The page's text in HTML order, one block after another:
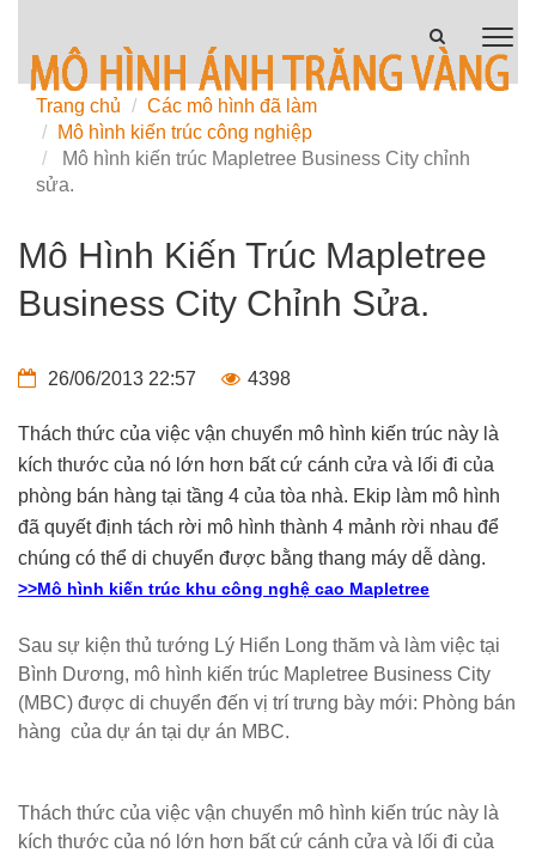
Mô Hình Kiến Trúc Mapletree
Business City Chỉnh Sửa.
26/06/2013 22:57 4398
Thách thức của việc vận chuyển mô hình kiến trúc này là
kích thước của nó lớn hơn bất cứ cánh cửa và lối đi của
phòng bán hàng tại tầng 4 của tòa nhà. Ekip làm mô hình
đã quyết định tách rời mô hình thành 4 mảnh rời nhau để
chúng có thể di chuyển được bằng thang máy dễ dàng.
>>Mô hình kiến trúc khu công nghệ cao Mapletree
Sau sự kiện thủ tướng Lý Hiển Long thăm và làm việc tại
Bình Dương, mô hình kiến trúc Mapletree Business City
(MBC) được di chuyển đến vị trí trưng bày mới: Phòng bán
hàng của dự án tại dự án MBC.
Thách thức của việc vận chuyển mô hình kiến trúc này là
kích thước của nó lớn hơn bất cứ cánh cửa và lối đi của
Trang chủ
Các mô hình đã làm
Mô hình kiến trúc công nghiệp
Mô hình kiến trúc Mapletree Business City chỉnh
sửa.